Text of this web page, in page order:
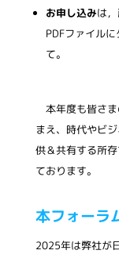
お申し込みは
PDFファイル
て。
本年度も皆さま
まえ、時代やビ
供＆共有する所
ております。
本フォーラ
2025年は弊社が